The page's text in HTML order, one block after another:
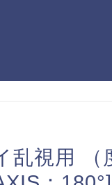
乱視用 （